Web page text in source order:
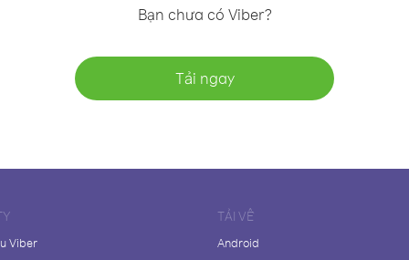
Bạn chưa có Viber?
Tải ngay
Viber
TẢI VỀ
Android